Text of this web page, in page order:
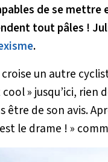
de se
tout pâles !
.
un autre
cool» jusqu’ici, rien
de son avis.
le drame ! »